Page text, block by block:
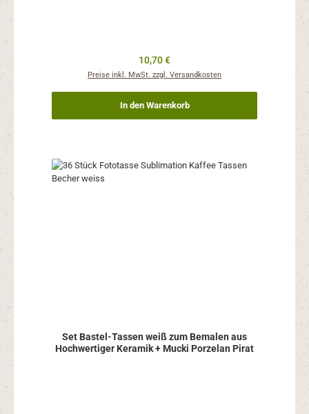
Regulärer Preis:
10,70 €
Preise inkl. MwSt. zzgl. Versandkosten
In den Warenkorb
Set Bastel-Tassen weiß zum Bemalen aus
Hochwertiger Keramik + Mucki Porzelan Pirat